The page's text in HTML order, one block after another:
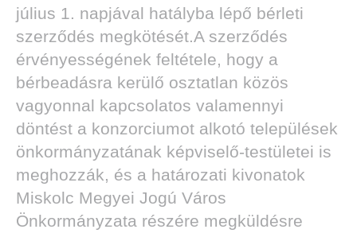
július 1. napjával hatályba lépő bérleti
szerződés megkötését.A szerződés
érvényességének feltétele, hogy a
bérbeadásra kerülő osztatlan közös
vagyonnal kapcsolatos valamennyi
döntést a konzorciumot alkotó települések
önkormányzatának képviselő-testületei is
meghozzák, és a határozati kivonatok
Miskolc Megyei Jogú Város
Önkormányzata részére megküldésre